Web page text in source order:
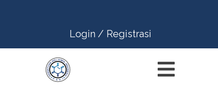
Login / Registrasi